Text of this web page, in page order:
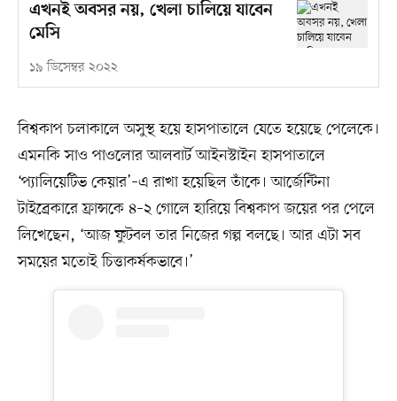
এখনই অবসর নয়, খেলা চালিয়ে যাবেন
মেসি
১৯ ডিসেম্বর ২০২২
বিশ্বকাপ চলাকালে অসুস্থ হয়ে হাসপাতালে যেতে হয়েছে পেলেকে।
এমনকি সাও পাওলোর আলবার্ট আইনস্টাইন হাসপাতালে
‘প্যালিয়েটিভ কেয়ার’–এ রাখা হয়েছিল তাঁকে। আর্জেন্টিনা
টাইব্রেকারে ফ্রান্সকে ৪–২ গোলে হারিয়ে বিশ্বকাপ জয়ের পর পেলে
লিখেছেন, ‘আজ ফুটবল তার নিজের গল্প বলছে। আর এটা সব
সময়ের মতোই চিত্তাকর্ষকভাবে।’